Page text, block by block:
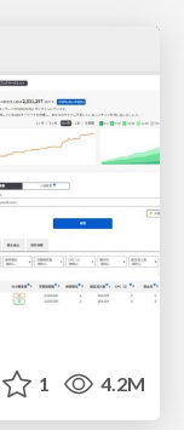
1 4.2M